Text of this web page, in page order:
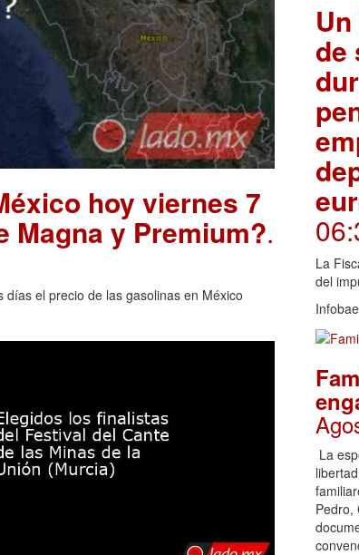
hoy viernes 7
Magna y Premium?.
el precio de las gasolinas en México
de
La
del
Infobae
La
Pedro,